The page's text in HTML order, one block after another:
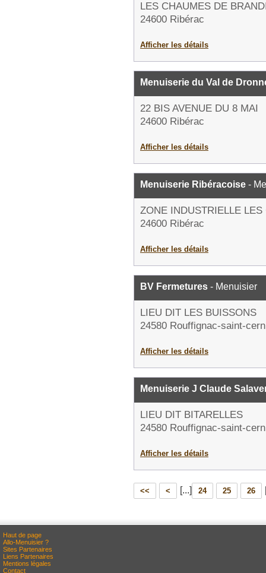
LES CHAUMES DE
24600 Ribérac
Afficher les détails
Menuiserie du Val de
22 BIS AVENUE DU 8 MAI
24600 Ribérac
Afficher les détails
Menuiserie Ribéracoise -
ZONE INDUSTRIELLE LES
24600 Ribérac
Afficher les détails
BV Fermetures - Menuisier
LIEU DIT LES BUISSONS
24580 Rouffignac-saint-
Afficher les détails
Menuiserie J Claude
LIEU DIT BITARELLES
24580 Rouffignac-saint-
Afficher les détails
<< < [...] 24 25 26
Haut de page
Allo-Menuisier ?
Sites Partenaires
Liens Partenaires
Mentions légales
Contact